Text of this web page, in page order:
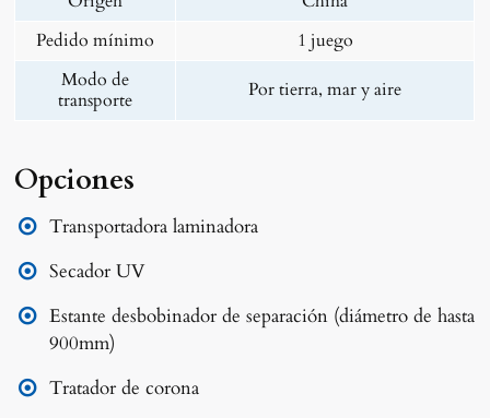
Pedido mínimo
1 juego
Modo de
transporte
Por tierra, mar y aire
Opciones
Transportadora laminadora
Secador UV
Estante desbobinador de separación (diámetro de hasta
900mm)
Tratador de corona